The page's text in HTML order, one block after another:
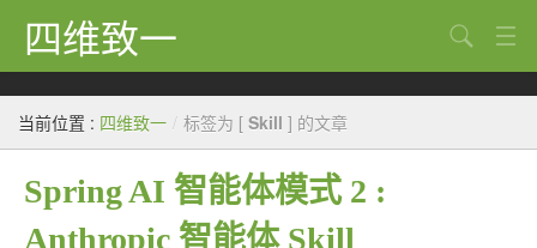
四维致一
Java
大数据
Python
Scala
搜索
当前位置 : 四维致一 / 标签为 [ Skill ] 的文章
Spring AI 智能体模式 2 :
Anthropic 智能体 Skill